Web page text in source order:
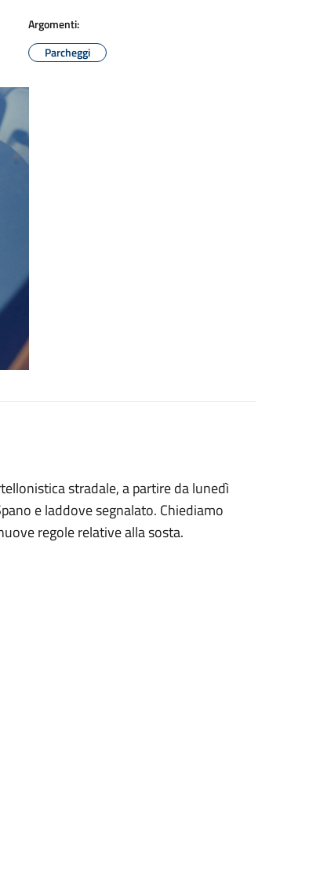
Argomenti:
Parcheggi
stradale, a partire da lunedì
e laddove segnalato. Chiediamo
regole relative alla sosta.